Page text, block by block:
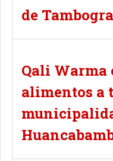
de
Qali Warma
alimentos a